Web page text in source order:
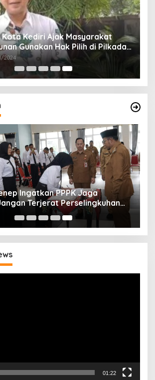
Kota Kediri Ajak Masyarakat
Gunakan Hak Pilih di Pilkada
2024
Ingatkan PPPK Jaga
Terjerat Perselingkuhan
01:22